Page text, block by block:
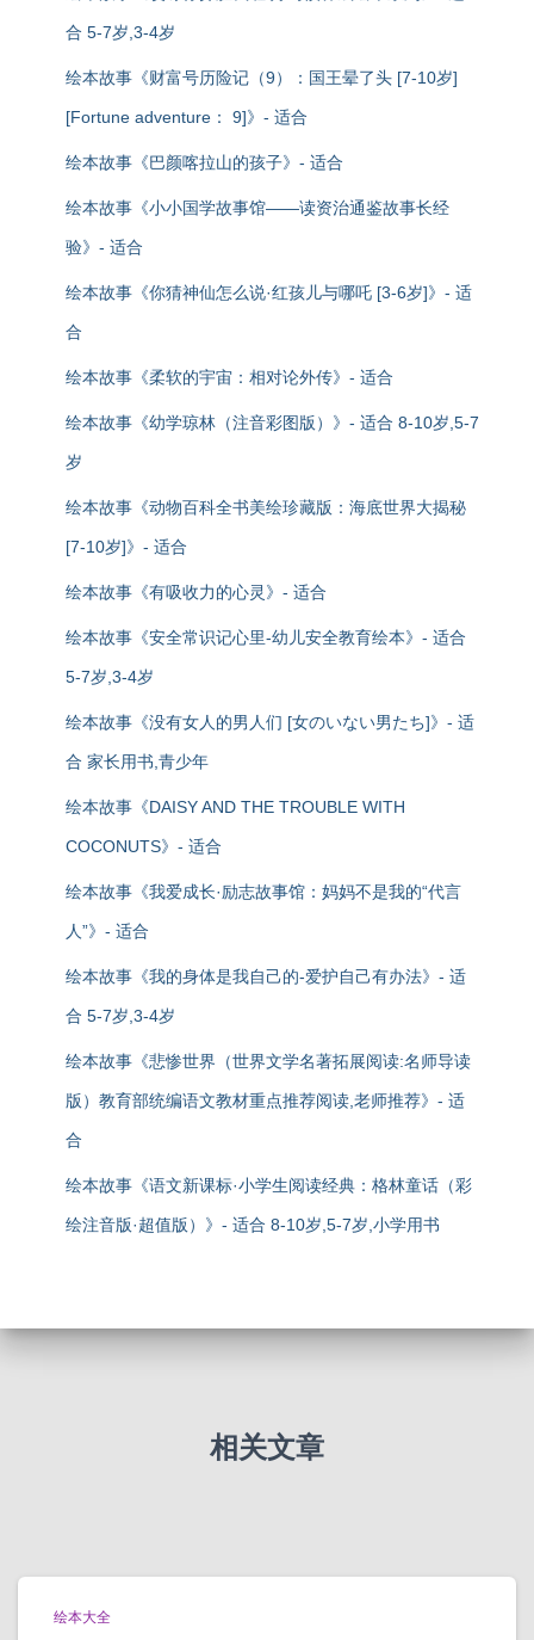
合 5-7岁,3-4岁
绘本故事《财富号历险记（9）：国王晕了头 [7-10岁]
[Fortune adventure： 9]》- 适合
绘本故事《巴颜喀拉山的孩子》- 适合
绘本故事《小小国学故事馆——读资治通鉴故事长经
验》- 适合
绘本故事《你猜神仙怎么说·红孩儿与哪吒 [3-6岁]》- 适
合
绘本故事《柔软的宇宙：相对论外传》- 适合
绘本故事《幼学琼林（注音彩图版）》- 适合 8-10岁,5-7
岁
绘本故事《动物百科全书美绘珍藏版：海底世界大揭秘
[7-10岁]》- 适合
绘本故事《有吸收力的心灵》- 适合
绘本故事《安全常识记心里-幼儿安全教育绘本》- 适合
5-7岁,3-4岁
绘本故事《没有女人的男人们 [女のいない男たち]》- 适
合 家长用书,青少年
绘本故事《DAISY AND THE TROUBLE WITH
COCONUTS》- 适合
绘本故事《我爱成长·励志故事馆：妈妈不是我的“代言
人”》- 适合
绘本故事《我的身体是我自己的-爱护自己有办法》- 适
合 5-7岁,3-4岁
绘本故事《悲惨世界（世界文学名著拓展阅读:名师导读
版）教育部统编语文教材重点推荐阅读,老师推荐》- 适
合
绘本故事《语文新课标·小学生阅读经典：格林童话（彩
绘注音版·超值版）》- 适合 8-10岁,5-7岁,小学用书
相关文章
绘本大全